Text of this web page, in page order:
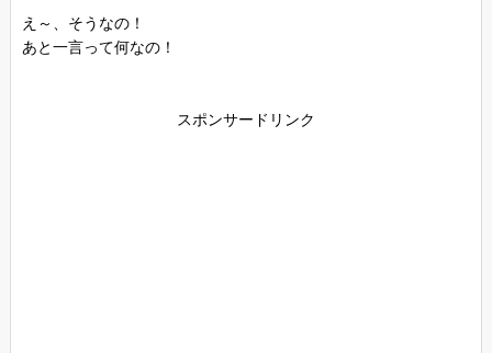
え～、そうなの！
あと一言って何なの！
スポンサードリンク